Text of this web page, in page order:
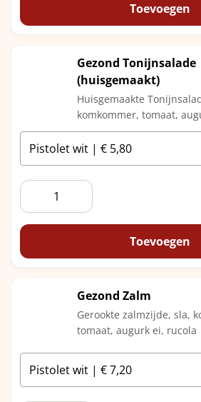
Toevoegen
Gezond Tonijnsalade
(huisgemaakt)
Huisgemaakte
komkommer, tomaat,
Gezond
Tonijnsalade
(huisgemaakt)
Toevoegen
Gezond Zalm
Gerookte zalmzijde, sla,
tomaat, augurk ei, rucola